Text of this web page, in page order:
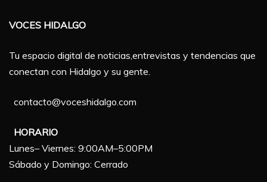
VOCES HIDALGO
Tu espacio digital de noticias,entrevistas y tendencias que
conectan con Hidalgo y su gente.
contacto@voceshidalgo.com
HORARIO
Lunes– Viernes: 9:00AM–5:00PM
Sábado y Domingo: Cerrado